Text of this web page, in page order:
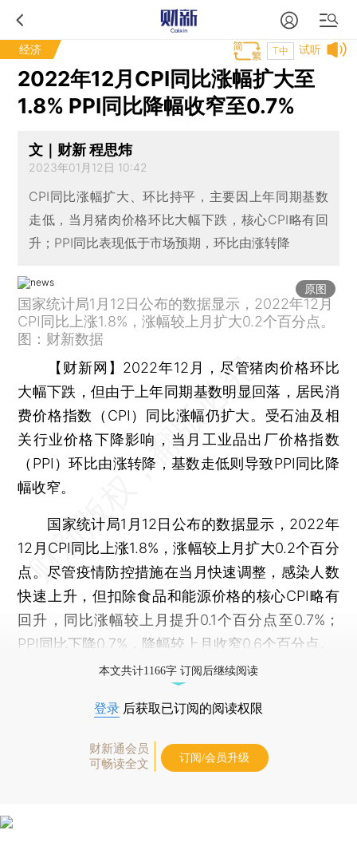
经济 试听
T中
2022年12月CPI同比涨幅扩大至
1.8% PPI同比降幅收窄至0.7%
文｜财新 程思炜
2023年01月12日 10:42
CPI同比涨幅扩大、环比持平，主要因上年同期基数
走低，当月猪肉价格环比大幅下跌，核心CPI略有回
升；PPI同比表现低于市场预期，环比由涨转降
原图
国家统计局1月12日公布的数据显示，2022年12月
CPI同比上涨1.8%，涨幅较上月扩大0.2个百分点。
图：财新数据
【财新网】 2022年12月，尽管猪肉价格环比
大幅下跌，但由于上年同期基数明显回落，居民消
费价格指数（CPI）同比涨幅仍扩大。受石油及相
关行业价格下降影响，当月工业品出厂价格指数
（PPI）环比由涨转降，基数走低则导致PPI同比降
幅收窄。
国家统计局1月12日公布的数据显示，2022年
12月CPI同比上涨1.8%，涨幅较上月扩大0.2个百分
点。尽管疫情防控措施在当月快速调整，感染人数
快速上升，但扣除食品和能源价格的核心CPI略有
回升，同比涨幅较上月提升0.1个百分点至0.7%；
PPI同比下降0.7%，降幅较上月收窄0.6个百分点。
本文共计1166字 订阅后继续阅读
登录 后获取已订阅的阅读权限
财新通会员
可畅读全文
订阅/会员升级